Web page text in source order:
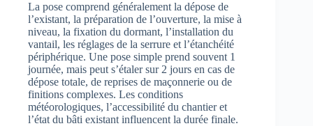
La pose comprend généralement la dépose de
l’existant, la préparation de l’ouverture, la mise à
niveau, la fixation du dormant, l’installation du
vantail, les réglages de la serrure et l’étanchéité
périphérique. Une pose simple prend souvent 1
journée, mais peut s’étaler sur 2 jours en cas de
dépose totale, de reprises de maçonnerie ou de
finitions complexes. Les conditions
météorologiques, l’accessibilité du chantier et
l’état du bâti existant influencent la durée finale.